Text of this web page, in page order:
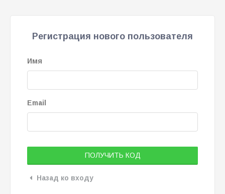
Регистрация нового пользователя
Имя
Email
ПОЛУЧИТЬ КОД
Назад ко входу